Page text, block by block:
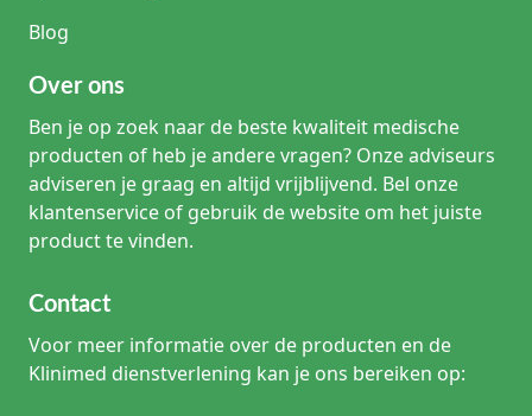
Blog
Over ons
Ben je op zoek naar de beste kwaliteit medische
producten of heb je andere vragen? Onze adviseurs
adviseren je graag en altijd vrijblijvend. Bel onze
klantenservice of gebruik de website om het juiste
product te vinden.
Contact
Voor meer informatie over de producten en de
Klinimed dienstverlening kan je ons bereiken op: